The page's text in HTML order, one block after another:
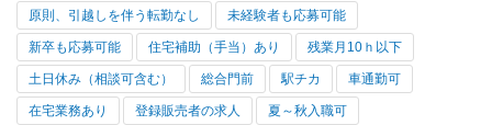
原則、引越しを伴う転勤なし 未経験者も応募可能
新卒も応募可能 住宅補助（手当）あり 残業月10ｈ以下
土日休み（相談可含む） 総合門前 駅チカ 車通勤可
在宅業務あり 登録販売者の求人 夏～秋入職可